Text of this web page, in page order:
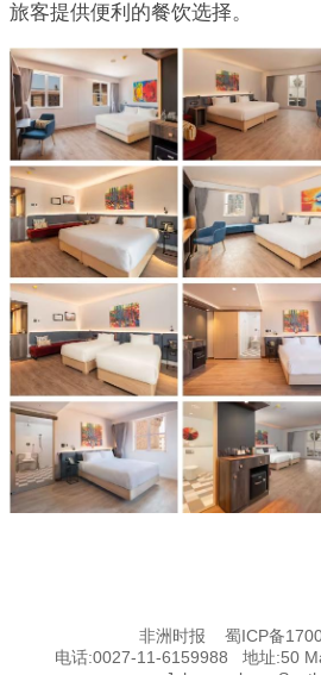
旅客提供便利的餐饮选择。
非洲时报 蜀ICP备
电话:0027-11-6159988 地址:50